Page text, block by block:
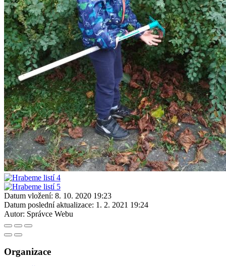
Datum vložení: 8. 10. 2020 19:23
Datum poslední aktualizace: 1. 2. 2021 19:24
Autor: Správce Webu
Organizace